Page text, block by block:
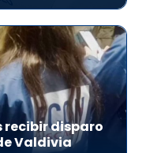
recibir disparo
Valdivia